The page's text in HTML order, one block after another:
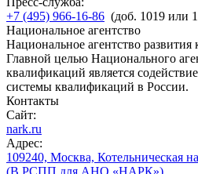
+7 (495) 966-16-86 (доб. 1019 или
Национальное агентство
Национальное агентство
Главной целью Национального
квалификаций является
системы квалификаций в России.
Контакты
Сайт:
nark.ru
Адрес:
109240, Москва, Котельническая
(В РСПП для АНО «НАРК»)